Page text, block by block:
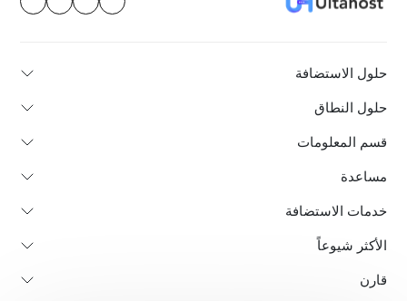
حلول الاستضافة
حلول النطاق
قسم المعلومات
مساعدة
خدمات الاستضافة
الأكثر شيوعاً
قارن